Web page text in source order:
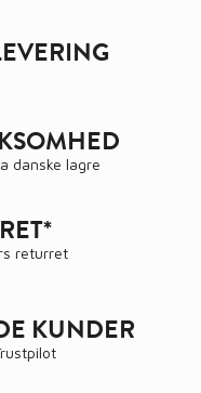
danske lagre
returret
KUNDER